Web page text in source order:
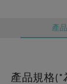
產
產品規格(*